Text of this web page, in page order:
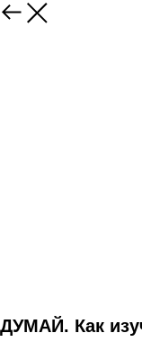
ДУМАЙ. Как